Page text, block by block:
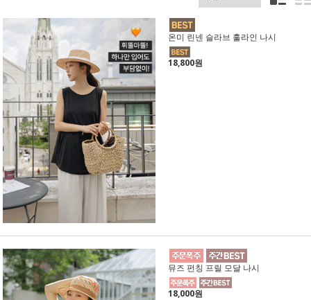
온미 린넨 슬라브 훌라인 나시
18,800원
뮤즈 펀칭 프릴 모달 나시
18,000원